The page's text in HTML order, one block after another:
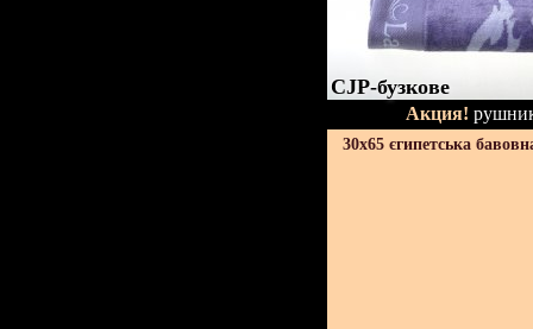
CJP-бузкове
Акция!
30х65 єгипетська